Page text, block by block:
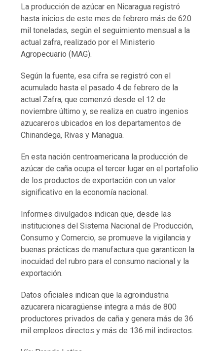
La producción de azúcar en Nicaragua registró
hasta inicios de este mes de febrero más de 620
mil toneladas, según el seguimiento mensual a la
actual zafra, realizado por el Ministerio
Agropecuario (MAG).
Según la fuente, esa cifra se registró con el
acumulado hasta el pasado 4 de febrero de la
actual Zafra, que comenzó desde el 12 de
noviembre último y, se realiza en cuatro ingenios
azucareros ubicados en los departamentos de
Chinandega, Rivas y Managua.
En esta nación centroamericana la producción de
azúcar de caña ocupa el tercer lugar en el portafolio
de los productos de exportación con un valor
significativo en la economía nacional.
Informes divulgados indican que, desde las
instituciones del Sistema Nacional de Producción,
Consumo y Comercio, se promueve la vigilancia y
buenas prácticas de manufactura que garanticen la
inocuidad del rubro para el consumo nacional y la
exportación.
Datos oficiales indican que la agroindustria
azucarera nicaragüense integra a más de 800
productores privados de caña y genera más de 36
mil empleos directos y más de 136 mil indirectos.